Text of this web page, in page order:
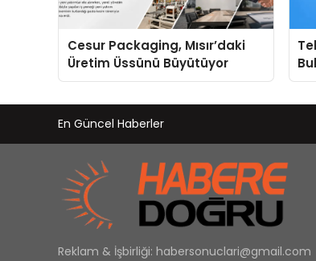
Cesur Packaging, Mısır’daki
Üretim Üssünü Büyütüyor
En Güncel Haberler
Reklam & İşbirliği: habersonuclari@gmail.com